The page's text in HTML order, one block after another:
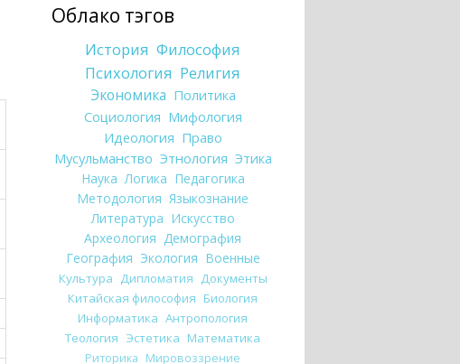
Облако тэгов
История Философия
Психология Религия
Экономика Политика
Социология Мифология
Идеология Право
Мусульманство Этнология Этика
Наука Логика Педагогика
Методология Языкознание
Литература Искусство
Археология Демография
География Экология Военные
Культура Дипломатия Документы
Китайская философия Биология
Информатика Антропология
Теология Эстетика Математика
Риторика Мировоззрение